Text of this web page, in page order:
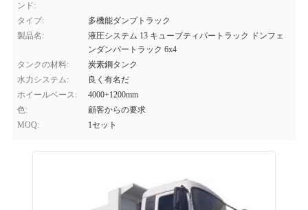
ンド:
タイプ:
多機能ダンプトラック
製品名:
液圧システム 13 キューブティパートラック ドンフェ
ンダンパートラック 6x4
タンクの材料:
炭素鋼タンク
水力システム:
良く有名だ
ホイールベース:
4000+1200mm
色:
顧客からの要求
MOQ:
1セット